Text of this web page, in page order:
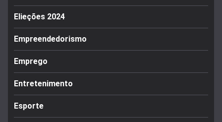
Elieções 2024
Empreendedorismo
Emprego
Entretenimento
Esporte